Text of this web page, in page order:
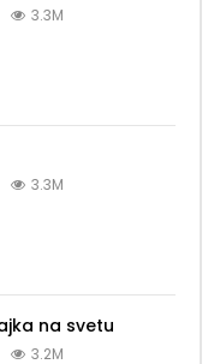
3.3M
3.3M
na svetu
3.2M